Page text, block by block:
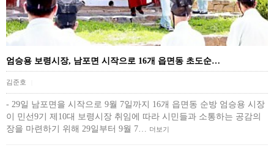
엄승용 보령시장, 남포면 시작으로 16개 읍면동 초도순…
김준호
- 29일 남포면을 시작으로 9월 7일까지 16개 읍면동 순방 엄승용 시장
이 민선9기 제10대 보령시장 취임에 따라 시민들과 소통하는 공감의
장을 마련하기 위해 29일부터 9월 7… 더보기